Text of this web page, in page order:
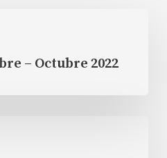
– Octubre 2022